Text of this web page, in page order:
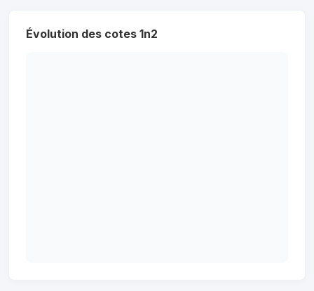
Évolution des cotes 1n2